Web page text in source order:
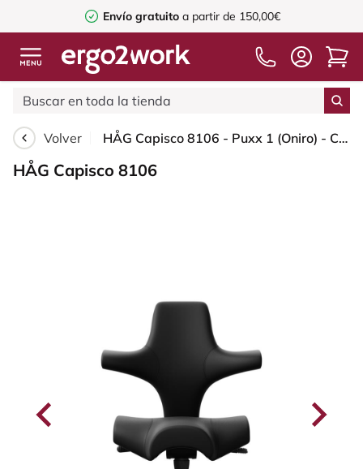
Envío gratuito a partir de 150,00€
Volver HÅG Capisco 8106 - Puxx 1 (Oniro) - Cuero sintético de poliuretano - PU215816 - Black - Blush Rose - 265 mm (seat height 53-79cm) - Soft castors for hard floors
HÅG Capisco 8106